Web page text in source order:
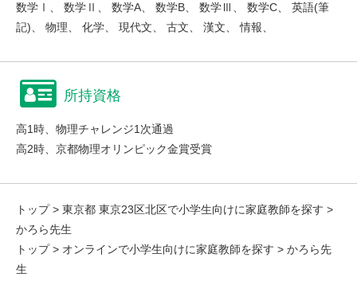
数学Ⅰ、 数学Ⅱ、 数学A、 数学B、 数学Ⅲ、 数学C、 英語(筆
記)、 物理、 化学、 現代文、 古文、 漢文、 情報、
所持資格
高1時、物理チャレンジ1次通過
高2時、京都物理オリンピック金賞受賞
トップ> 東京都 東京23区北区で小学生向けに家庭教師を探す >
かろら先生
トップ> オンラインで小学生向けに家庭教師を探す > かろら先
生